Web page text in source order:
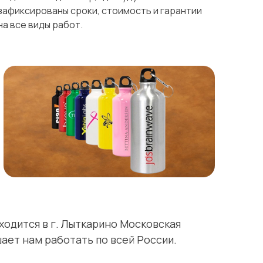
сроки, стоимость и гарантии
все виды работ.
в г. Лыткарино Московская
нам работать по всей России.